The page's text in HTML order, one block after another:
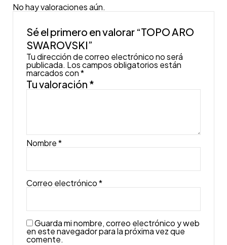
No hay valoraciones aún.
Sé el primero en valorar “TOPO ARO
SWAROVSKI”
Tu dirección de correo electrónico no será
publicada. Los campos obligatorios están
marcados con*
Tu valoración *
Nombre*
Correo electrónico*
Guarda mi nombre, correo electrónico y web
en este navegador para la próxima vez que
comente.